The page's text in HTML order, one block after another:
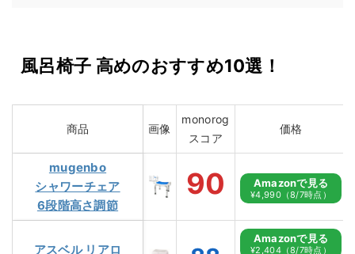
風呂椅子 高めのおすすめ10選！
商品 画像
monorog
スコア
価格
mugenbo
シャワーチェア
6段階高さ調節
90 Amazonで見る
¥4,990（8/7時点）
アスベル リアロ
Amazonで見る
¥2,404（8/7時点）